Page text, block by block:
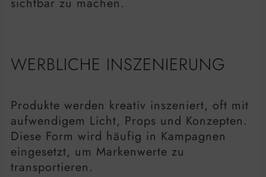
sichtbar zu machen.
WERBLICHE INSZENIERUNG
Produkte werden kreativ inszeniert, oft mit
aufwendigem Licht, Props und Konzepten.
Diese Form wird häufig in Kampagnen
eingesetzt, um Markenwerte zu
transportieren.